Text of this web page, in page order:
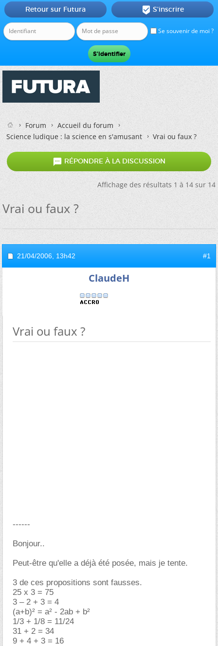
Se souvenir de moi ?
Retour sur Futura  S'inscrire
Forum
Accueil du forum
Science ludique : la science en s'amusant
Vrai ou faux ?
 RÉPONDRE À LA DISCUSSION
Affichage des résultats 1 à 14 sur 14
Vrai ou faux ?
21/04/2006, 13h42 #1
ClaudeH
Vrai ou faux ?
------
Bonjour..
Peut-être qu'elle a déjà été posée, mais je tente.
3 de ces propositions sont fausses.
25 x 3 = 75
3 – 2 + 3 = 4
(a+b)² = a² - 2ab + b²
1/3 + 1/8 = 11/24
31 + 2 = 34
9 + 4 + 3 = 16